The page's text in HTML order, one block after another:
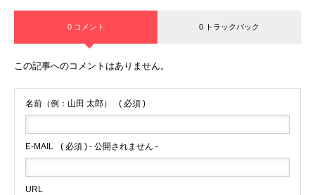
0 コメント 0 トラックバック
この記事へのコメントはありません。
名前（例：山田 太郎） ( 必須 )
E-MAIL ( 必須 ) - 公開されません -
URL